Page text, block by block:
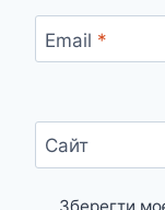
Email *
Сайт